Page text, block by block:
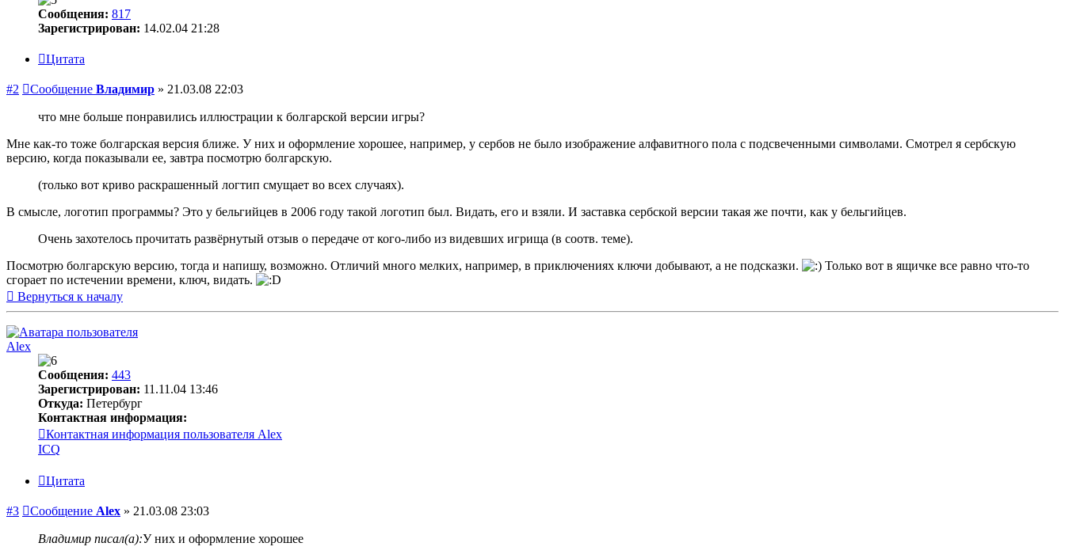
Сообщения: 817
Зарегистрирован: 14.02.04 21:28
Цитата
#2 Сообщение Владимир » 21.03.08 22:03
что мне больше понравились иллюстрации к болгарской версии игры?
Мне как-то тоже болгарская версия ближе. У них и оформление хорошее, например, у сербов не было изображение алфавитного пола с подсвеченными символами. Смотрел я сербскую
версию, когда показывали ее, завтра посмотрю болгарскую.
(только вот криво раскрашенный логтип смущает во всех случаях).
В смысле, логотип программы? Это у бельгийцев в 2006 году такой логотип был. Видать, его и взяли. И заставка сербской версии такая же почти, как у бельгийцев.
Очень захотелось прочитать развёрнутый отзыв о передаче от кого-либо из видевших игрища (в соотв. теме).
Посмотрю болгарскую версию, тогда и напишу, возможно. Отличий много мелких, например, в приключениях ключи добывают, а не подсказки.
Только вот в ящичке все равно что-то
сгорает по истечении времени, ключ, видать.
Вернуться к началу
Alex
Сообщения: 443
Зарегистрирован: 11.11.04 13:46
Откуда: Петербург
Контактная информация:
Контактная информация пользователя Alex
ICQ
Цитата
#3 Сообщение Alex » 21.03.08 23:03
Владимир писал(а):У них и оформление хорошее